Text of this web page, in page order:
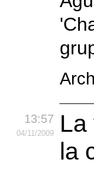
13:57
04/11/2009
La
la